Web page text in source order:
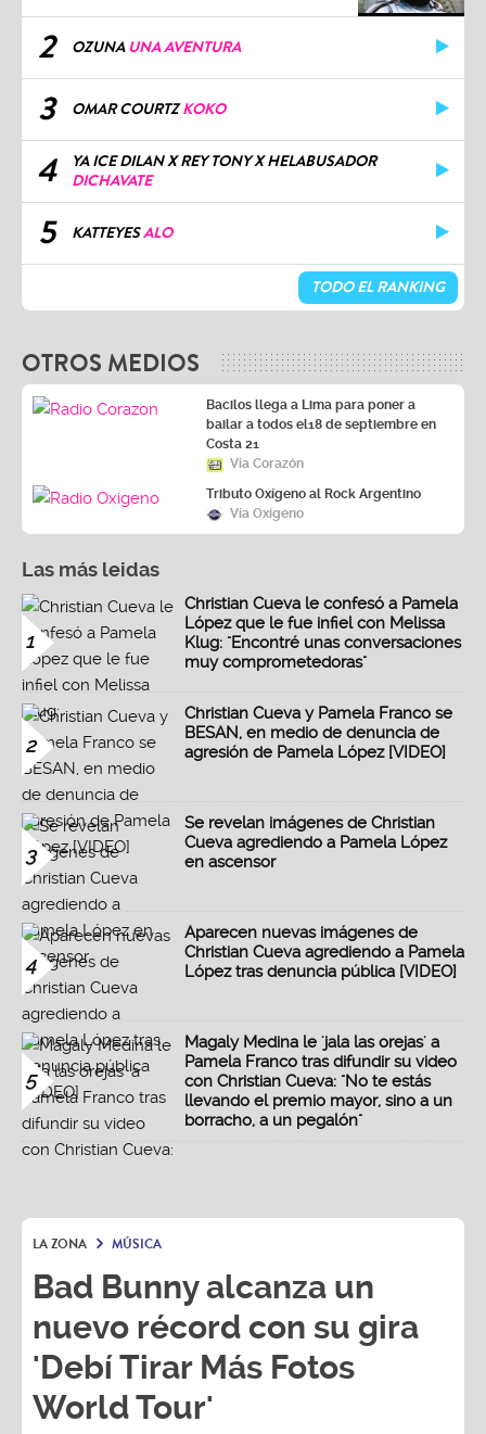
2 OZUNA UNA AVENTURA
3 OMAR COURTZKOKO
4
YA ICE DILAN X REY TONY X HELABUSADOR
DICHAVATE
5 KATTEYESALO
TODO EL RANKING
OTROS MEDIOS
Bacilos llega a Lima para poner a
bailar a todos el18 de septiembre en
Costa 21
Vía Corazón
Tributo Oxígeno al Rock Argentino
Vía Oxígeno
Las más leidas
1
Christian Cueva le confesó a Pamela
López que le fue infiel con Melissa
Klug: "Encontré unas conversaciones
muy comprometedoras"
2
Christian Cueva y Pamela Franco se
BESAN, en medio de denuncia de
agresión de Pamela López [VIDEO]
3
Se revelan imágenes de Christian
Cueva agrediendo a Pamela López
en ascensor
4
Aparecen nuevas imágenes de
Christian Cueva agrediendo a Pamela
López tras denuncia pública [VIDEO]
5
Magaly Medina le 'jala las orejas' a
Pamela Franco tras difundir su video
con Christian Cueva: "No te estás
llevando el premio mayor, sino a un
borracho, a un pegalón"
LA ZONA MÚSICA
Bad Bunny alcanza un
nuevo récord con su gira
'Debí Tirar Más Fotos
World Tour'